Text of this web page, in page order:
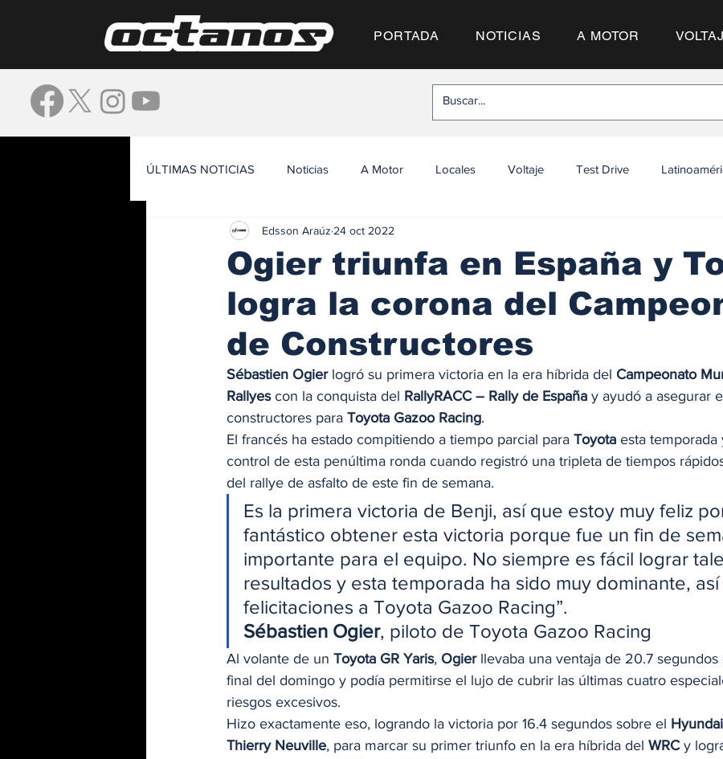
PORTADA NOTICIAS A MOTOR
ÚLTIMAS NOTICIAS Noticias A Motor Locales Voltaje Test Drive
Ogier triunfa en España y
logra la corona del
de Constructores
Edsson Araúz 24 oct 2022
Sébastien Ogier logró su primera victoria en la era híbrida del Campeonato
Rallyes con la conquista del RallyRACC – Rally de España y ayudó a asegurar
constructores para Toyota Gazoo Racing.
El francés ha estado compitiendo a tiempo parcial para Toyota esta temporada
control de esta penúltima ronda cuando registró una tripleta de tiempos
del rallye de asfalto de este fin de semana.
Es la primera victoria de Benji, así que estoy muy feliz
fantástico obtener esta victoria porque fue un fin de
importante para el equipo. No siempre es fácil lograr
resultados y esta temporada ha sido muy dominante,
felicitaciones a Toyota Gazoo Racing”.
Sébastien Ogier, piloto de Toyota Gazoo Racing
Al volante de un Toyota GR Yaris, Ogier llevaba una ventaja de 20.7 segundos
final del domingo y podía permitirse el lujo de cubrir las últimas cuatro
riesgos excesivos.
Hizo exactamente eso, logrando la victoria por 16.4 segundos sobre el
Thierry Neuville, para marcar su primer triunfo en la era híbrida del WRC y